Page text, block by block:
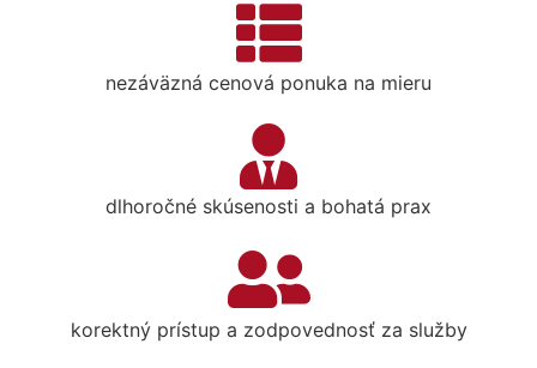
nezáväzná cenová ponuka na mieru
dlhoročné skúsenosti a bohatá prax
korektný prístup a zodpovednosť za služby